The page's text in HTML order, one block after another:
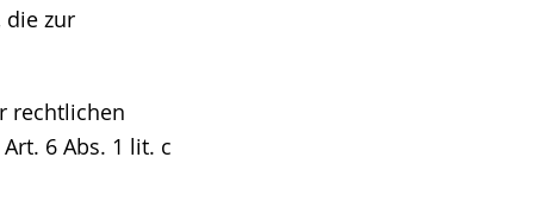
die zur
rechtlichen
6 Abs. 1 lit. c